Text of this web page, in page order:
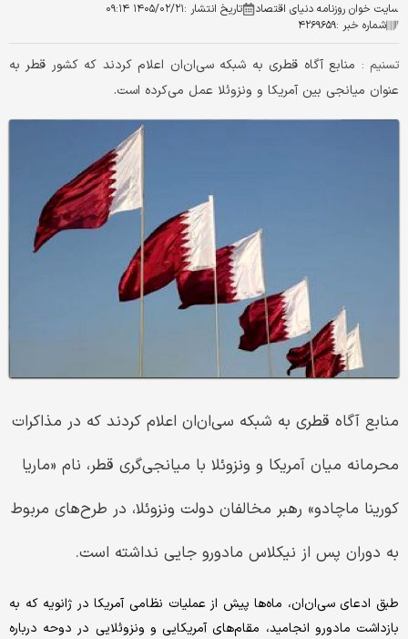
سایت خوان روزنامه دنیای اقتصاد تاریخ انتشار :۱۴۰۵/۰۲/۲۱ ۰۹:۱۴
شماره خبر :۴۲۶۹۶۵۹
تسنیم : منابع آگاه قطری به شبکه سی‌ان‌ان اعلام کردند که کشور قطر به
عنوان میانجی بین آمریکا و ونزوئلا عمل می‌کرده است.
منابع آگاه قطری به شبکه سی‌ان‌ان اعلام کردند که در مذاکرات
محرمانه میان آمریکا و ونزوئلا با میانجی‌گری قطر، نام «ماریا
کورینا ماچادو» رهبر مخالفان دولت ونزوئلا، در طرح‌های مربوط
به دوران پس از نیکلاس مادورو جایی نداشته است.
طبق ادعای سی‌ان‌‌ان، ماه‌ها پیش از عملیات نظامی آمریکا در ژانویه که به
بازداشت مادورو انجامید، مقام‌های آمریکایی و ونزوئلایی در دوحه درباره